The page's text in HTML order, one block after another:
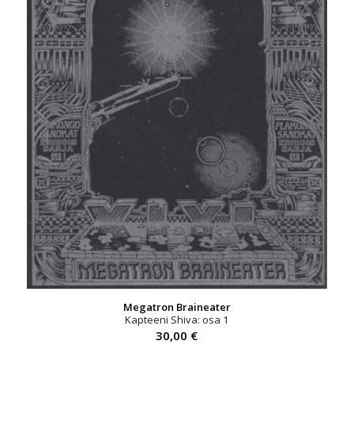
Megatron Braineater
Kapteeni Shiva: osa 1
30,00 €